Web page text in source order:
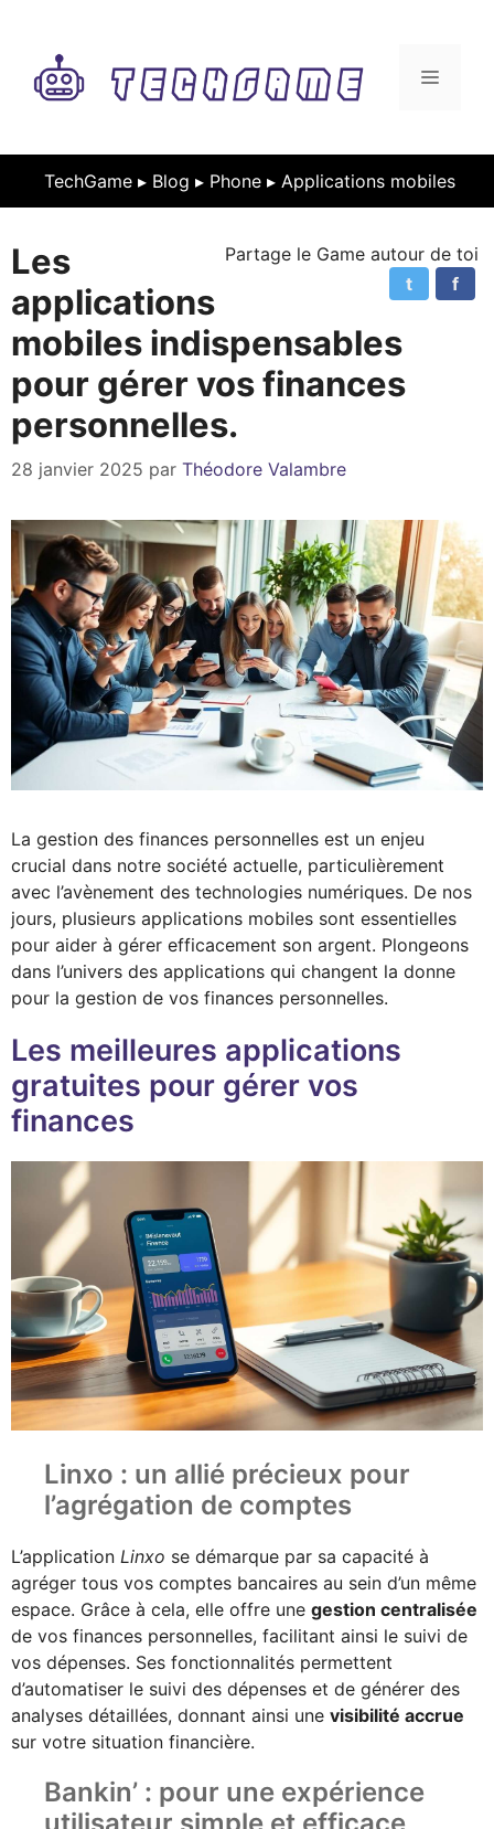
contenu
MENU
TechGame ▸ Blog ▸ Phone ▸ Applications mobiles
Partage le Game autour de toi
f
t
Les
applications
mobiles indispensables
pour gérer vos finances
personnelles.
28 janvier 2025 par Théodore Valambre
La gestion des finances personnelles est un enjeu
crucial dans notre société actuelle, particulièrement
avec l’avènement des technologies numériques. De nos
jours, plusieurs applications mobiles sont essentielles
pour aider à gérer efficacement son argent. Plongeons
dans l’univers des applications qui changent la donne
pour la gestion de vos finances personnelles.
Les meilleures applications
gratuites pour gérer vos
finances
Linxo : un allié précieux pour
l’agrégation de comptes
L’application Linxo se démarque par sa capacité à
agréger tous vos comptes bancaires au sein d’un même
espace. Grâce à cela, elle offre une gestion centralisée
de vos finances personnelles, facilitant ainsi le suivi de
vos dépenses. Ses fonctionnalités permettent
d’automatiser le suivi des dépenses et de générer des
analyses détaillées, donnant ainsi une visibilité accrue
sur votre situation financière.
Bankin’ : pour une expérience